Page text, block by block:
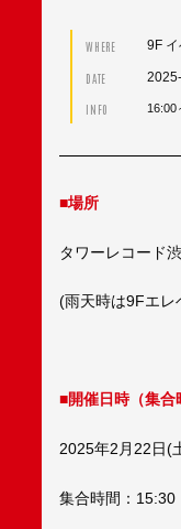
WHERE 9F
DATE
INFO 16:00
■場所
タワーレコード
(雨天時は9Fエレ
■開催日時（集合
2025年2月22日(
集合時間：15:30